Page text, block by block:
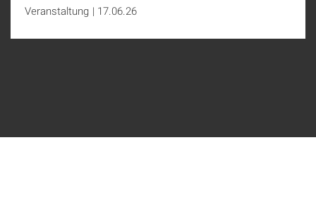
Veranstaltung | 17.06.26